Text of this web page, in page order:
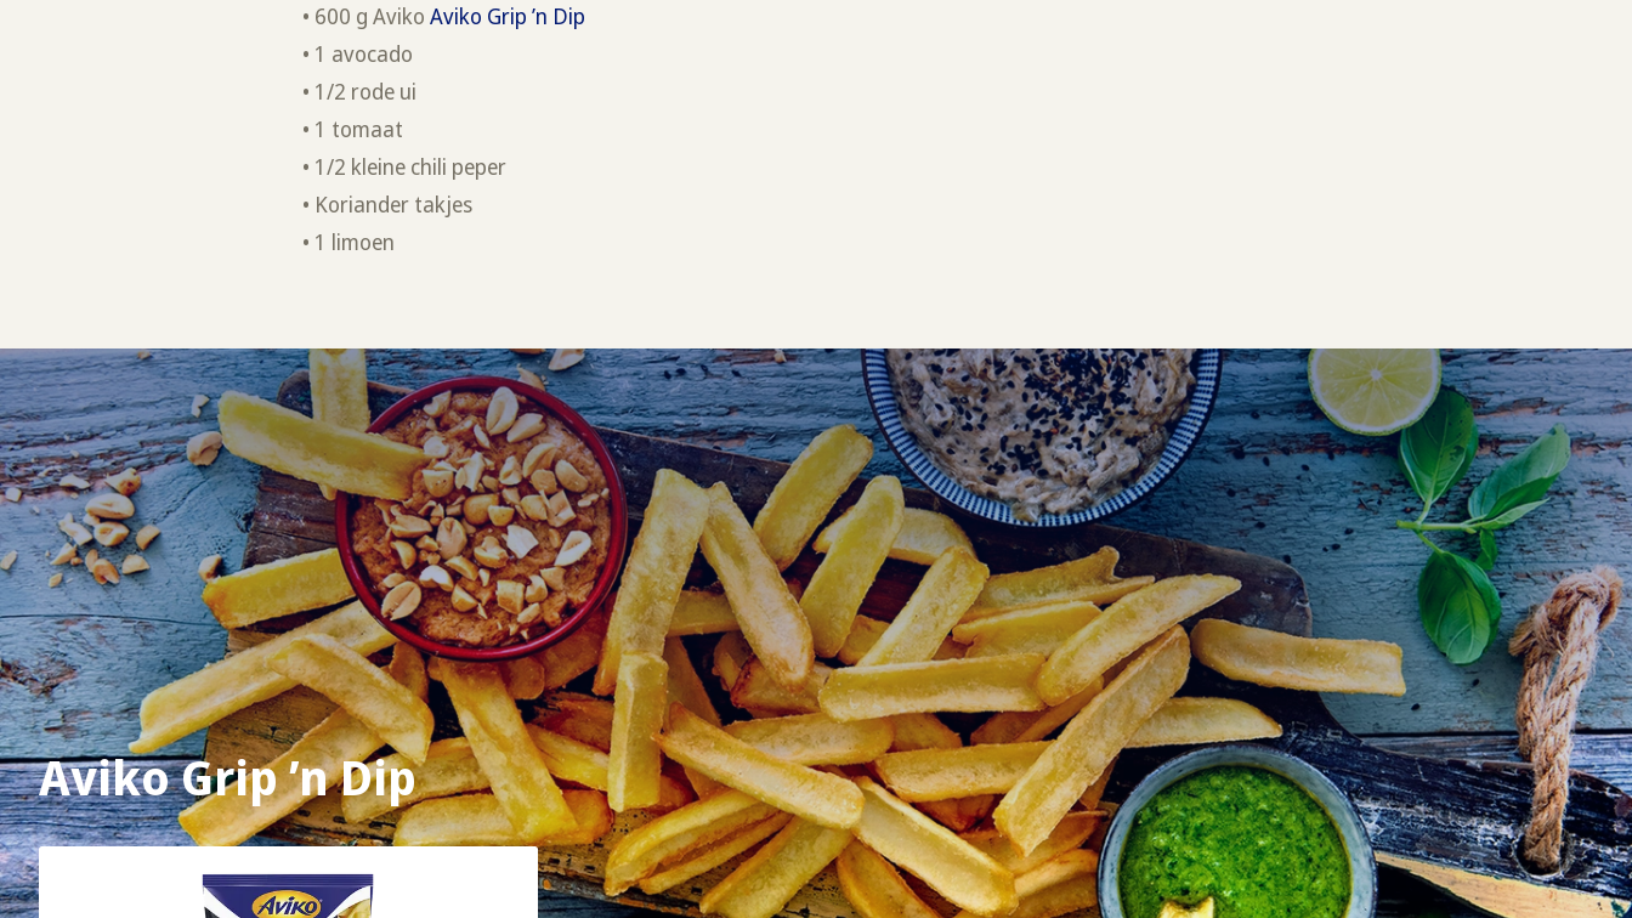
• 600 g AvikoAviko Grip ’n Dip
• 1 avocado
• 1/2 rode ui
• 1 tomaat
• 1/2 kleine chili peper
• Koriander takjes
• 1 limoen
Aviko Grip ’n Dip